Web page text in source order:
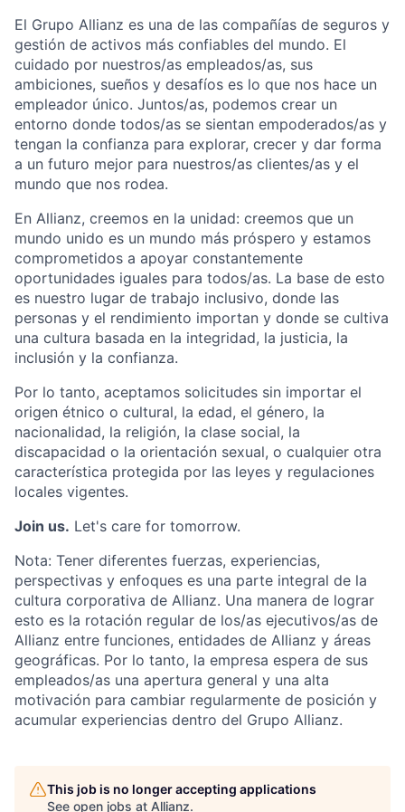
El Grupo Allianz es una de las compañías de seguros y
gestión de activos más confiables del mundo. El
cuidado por nuestros/as empleados/as, sus
ambiciones, sueños y desafíos es lo que nos hace un
empleador único. Juntos/as, podemos crear un
entorno donde todos/as se sientan empoderados/as y
tengan la confianza para explorar, crecer y dar forma
a un futuro mejor para nuestros/as clientes/as y el
mundo que nos rodea.
En Allianz, creemos en la unidad: creemos que un
mundo unido es un mundo más próspero y estamos
comprometidos a apoyar constantemente
oportunidades iguales para todos/as. La base de esto
es nuestro lugar de trabajo inclusivo, donde las
personas y el rendimiento importan y donde se cultiva
una cultura basada en la integridad, la justicia, la
inclusión y la confianza.
Por lo tanto, aceptamos solicitudes sin importar el
origen étnico o cultural, la edad, el género, la
nacionalidad, la religión, la clase social, la
discapacidad o la orientación sexual, o cualquier otra
característica protegida por las leyes y regulaciones
locales vigentes.
Join us. Let's care for tomorrow.
Nota: Tener diferentes fuerzas, experiencias,
perspectivas y enfoques es una parte integral de la
cultura corporativa de Allianz. Una manera de lograr
esto es la rotación regular de los/as ejecutivos/as de
Allianz entre funciones, entidades de Allianz y áreas
geográficas. Por lo tanto, la empresa espera de sus
empleados/as una apertura general y una alta
motivación para cambiar regularmente de posición y
acumular experiencias dentro del Grupo Allianz.
This job is no longer accepting applications
See open jobs at Allianz.